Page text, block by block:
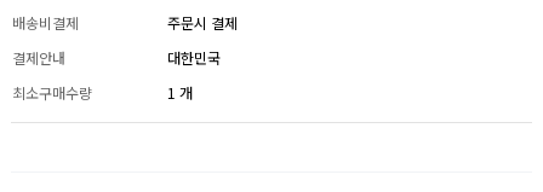
배송비결제
주문시 결제
결제안내
대한민국
최소구매수량
1 개